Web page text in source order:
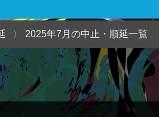
案内
当協
議会
につ
いて
2025年7月の中止・順延一覧